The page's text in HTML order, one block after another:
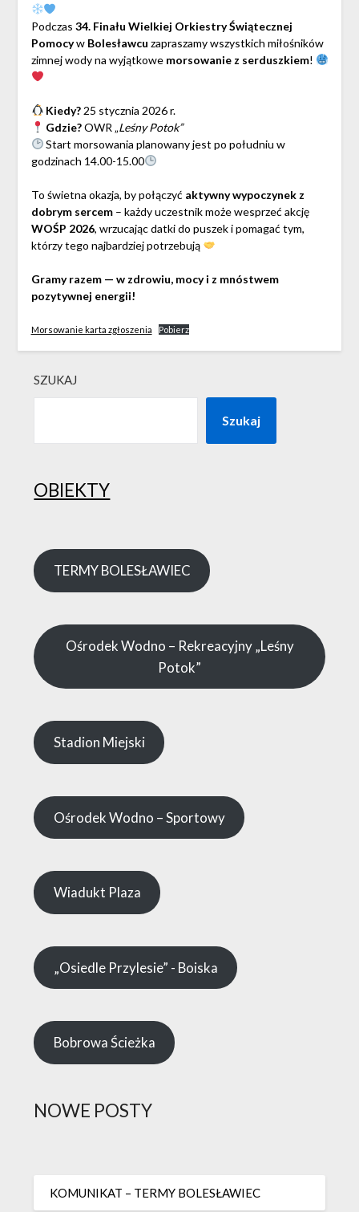
Podczas 34. Finału Wielkiej Orkiestry Świątecznej
Pomocyw Bolesławcu zapraszamy wszystkich miłośników
zimnej wody na wyjątkowe morsowanie z serduszkiem!
Kiedy? 25 stycznia 2026 r.
Gdzie?OWR „Leśny Potok”
Start morsowania planowany jest po południu w
godzinach 14.00-15.00
To świetna okazja, by połączyć aktywny wypoczynek z
dobrym sercem– każdy uczestnik może wesprzeć akcję
WOŚP 2026, wrzucając datki do puszek i pomagać tym,
którzy tego najbardziej potrzebują
Gramy razem — w zdrowiu, mocy i z mnóstwem
pozytywnej energii!
Morsowanie karta zgłoszenia Pobierz
SZUKAJ
Szukaj
OBIEKTY
TERMY BOLESŁAWIEC
Ośrodek Wodno – Rekreacyjny „Leśny
Potok”
Stadion Miejski
Ośrodek Wodno – Sportowy
Wiadukt Plaza
„Osiedle Przylesie” - Boiska
Bobrowa Ścieżka
NOWE POSTY
KOMUNIKAT – TERMY BOLESŁAWIEC